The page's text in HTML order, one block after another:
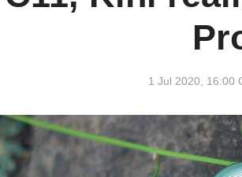
1 Jul 2020, 16:00